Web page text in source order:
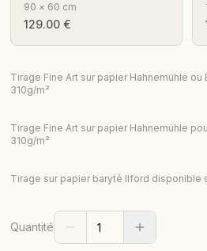
90 × 60 cm
129.00 €
Tirage Fine Art sur papier Hahnemühle
310g/m²
Tirage Fine Art sur papier Hahnemühle
310g/m²
Tirage sur papier baryté Ilford
Quantité